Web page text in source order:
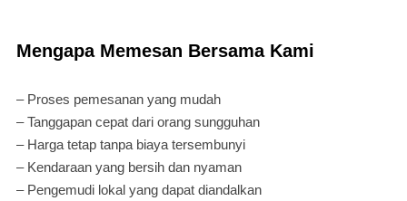
Mengapa Memesan Bersama Kami
– Proses pemesanan yang mudah
– Tanggapan cepat dari orang sungguhan
– Harga tetap tanpa biaya tersembunyi
– Kendaraan yang bersih dan nyaman
– Pengemudi lokal yang dapat diandalkan